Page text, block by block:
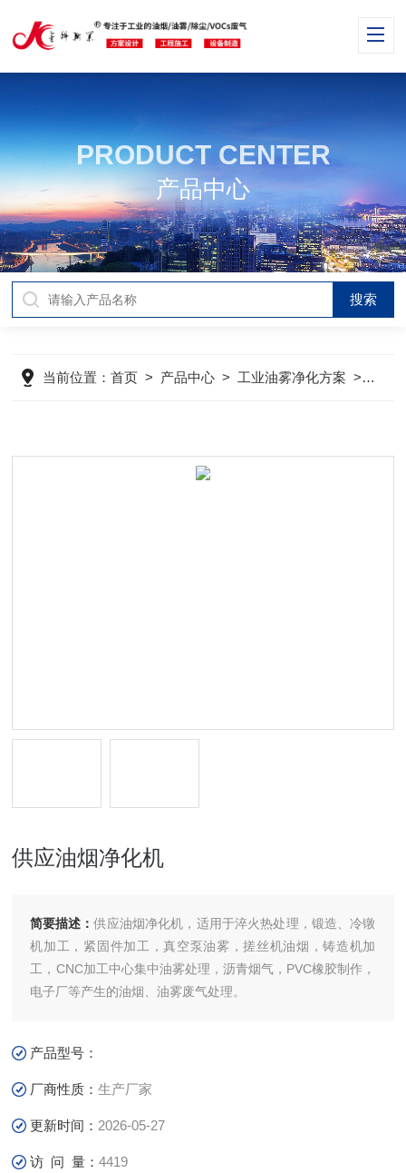
PRODUCT CENTER
产品中心
当前位置：首页 > 产品中心 > 工业油雾净化方案 > 油烟
供应油烟净化机
简要描述：供应油烟净化机，适用于淬火热处理，锻造、冷镦
机加工，紧固件加工，真空泵油雾，搓丝机油烟，铸造机加
工，CNC加工中心集中油雾处理，沥青烟气，PVC橡胶制作，
电子厂等产生的油烟、油雾废气处理。
产品型号：
厂商性质：生产厂家
更新时间： 2026-05-27
访 问 量：4419